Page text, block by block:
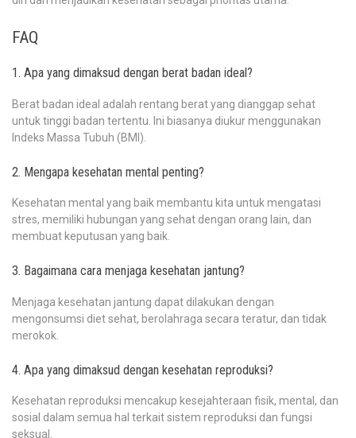
FAQ
1. Apa yang dimaksud dengan berat badan ideal?
Berat badan ideal adalah rentang berat yang dianggap sehat
untuk tinggi badan tertentu. Ini biasanya diukur menggunakan
Indeks Massa Tubuh (BMI).
2. Mengapa kesehatan mental penting?
Kesehatan mental yang baik membantu kita untuk mengatasi
stres, memiliki hubungan yang sehat dengan orang lain, dan
membuat keputusan yang baik.
3. Bagaimana cara menjaga kesehatan jantung?
Menjaga kesehatan jantung dapat dilakukan dengan
mengonsumsi diet sehat, berolahraga secara teratur, dan tidak
merokok.
4. Apa yang dimaksud dengan kesehatan reproduksi?
Kesehatan reproduksi mencakup kesejahteraan fisik, mental, dan
sosial dalam semua hal terkait sistem reproduksi dan fungsi
seksual.